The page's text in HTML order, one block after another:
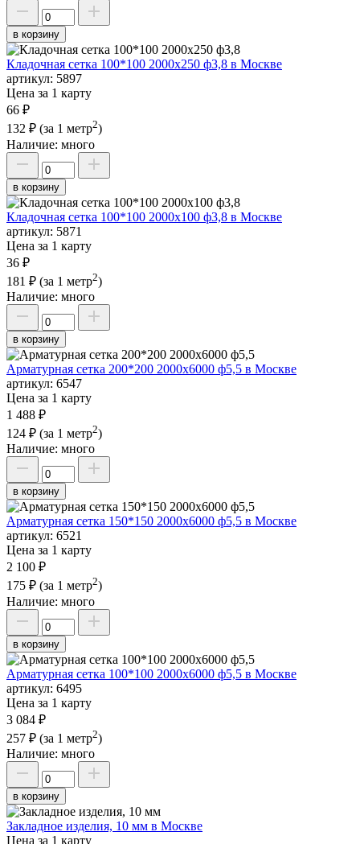
в корзину
Кладочная сетка 100*100 2000х250 ф3,8 в Москве
артикул: 5897
Цена за 1 карту
66 ₽
132 ₽ (за 1 метр2)
Наличие: много
в корзину
Кладочная сетка 100*100 2000х100 ф3,8 в Москве
артикул: 5871
Цена за 1 карту
36 ₽
181 ₽ (за 1 метр2)
Наличие: много
в корзину
Арматурная сетка 200*200 2000х6000 ф5,5 в Москве
артикул: 6547
Цена за 1 карту
1 488 ₽
124 ₽ (за 1 метр2)
Наличие: много
в корзину
Арматурная сетка 150*150 2000х6000 ф5,5 в Москве
артикул: 6521
Цена за 1 карту
2 100 ₽
175 ₽ (за 1 метр2)
Наличие: много
в корзину
Арматурная сетка 100*100 2000х6000 ф5,5 в Москве
артикул: 6495
Цена за 1 карту
3 084 ₽
257 ₽ (за 1 метр2)
Наличие: много
в корзину
Закладное изделия, 10 мм в Москве
Цена за 1 карту